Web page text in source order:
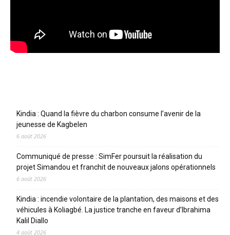
Kindia : Quand la fièvre du charbon consume l’avenir de la
jeunesse de Kagbelen
6 août 2026
Communiqué de presse : SimFer poursuit la réalisation du
projet Simandou et franchit de nouveaux jalons opérationnels
6 août 2026
Kindia : incendie volontaire de la plantation, des maisons et des
véhicules à Koliagbé. La justice tranche en faveur d’Ibrahima
Kalil Diallo
4 août 2026